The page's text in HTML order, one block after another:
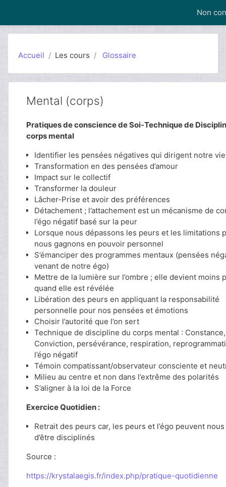
Non
Accueil Les cours Glossaire
Mental (corps)
Pratiques de conscience de Soi-Technique de
corps mental
Identifier les pensées négatives qui dirigent notre vie
Transformation en des pensées d’amour
Impact sur le collectif
Transformer la douleur
Lâcher-Prise et avoir des préférences
Détachement ; l’attachement est un mécanisme de
l’égo négatif basé sur la peur
Lorsque nous dépassons les peurs et les limitations
nous gagnons en pouvoir personnel
S’émanciper des programmes mentaux (pensées
venant de notre égo)
Mettre de la lumière sur l’ombre ; elle devient moins
quand elle est révélée
Libération des peurs en appliquant la responsabilité
personnelle pour nos pensées et émotions
Choisir l’autorité que l’on sert
Technique de discipline du corps mental :
Conviction, persévérance, respiration,
l’égo négatif
Témoin compatissant/observateur consciente et
Milieu au centre et non dans l’extrême des polarités
S’aligner à la loi de la Force
Exercice Quotidien :
Retrait des peurs car, les peurs et l’égo peuvent
d’être disciplinés
Source :
https://krystalaegis.fr/index.php/pratique-quotidienne